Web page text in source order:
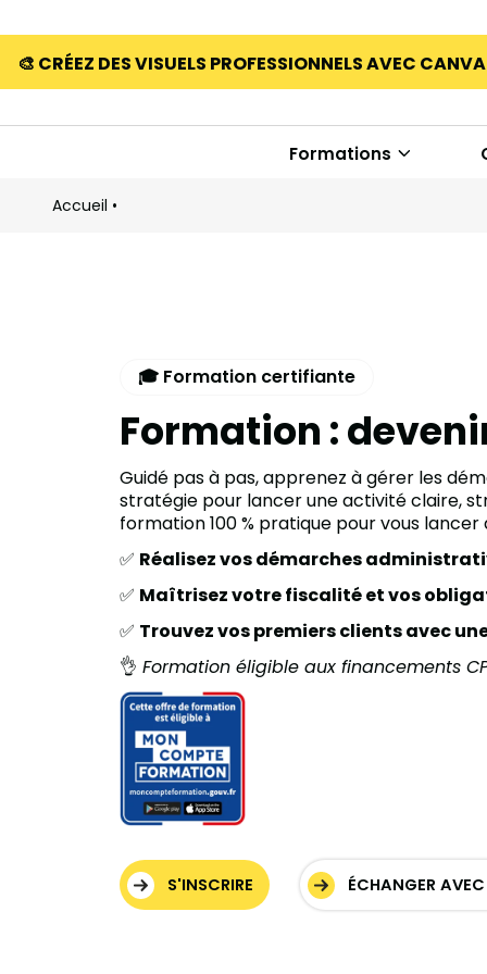
🎨 CRÉEZ DES VISUELS PROFESSIONNELS AVEC
Formations
Accueil •
🎓 Formation certifiante
Formation :
Guidé pas à pas, apprenez à gérer les
stratégie pour lancer une activité claire,
formation 100 % pratique pour vous
✅ Réalisez vos démarches
✅ Maîtrisez votre fiscalité et vos
✅ Trouvez vos premiers clients avec
👌 Formation éligible aux financements
S'INSCRIRE ÉCHANGER